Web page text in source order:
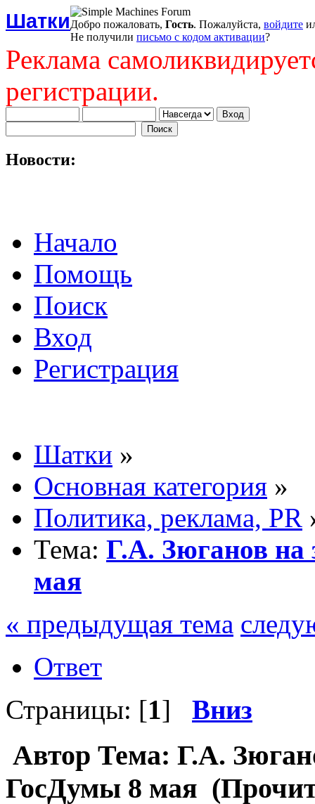
ШаткиДобро пожаловать, Гость. Пожалуйста, войдите
Не получили письмо с кодом активации?
Реклама
регистрации.
Новости:
Начало
Помощь
Поиск
Вход
Регистрация
Шатки »
Основная категория »
Политика, реклама, PR
Тема: Г.А. Зюганов на
мая
« предыдущая тема
Ответ
Страницы: [1] Вниз
Автор Тема: Г.А.
ГосДумы 8 мая